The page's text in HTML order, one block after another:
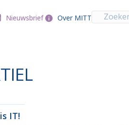
Nieuwsbrief Over MITT
Over MITT
IT!